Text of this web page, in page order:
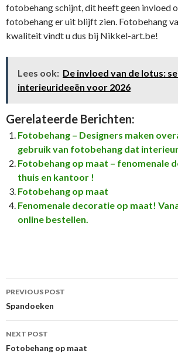
fotobehang schijnt, dit heeft geen invloed
fotobehang er uit blijft zien. Fotobehang
kwaliteit vindt u dus bij Nikkel-art.be!
Lees ook: De invloed van de lotus:
interieurideeën voor 2026
Gerelateerde Berichten:
Fotobehang – Designers maken
gebruik van fotobehang dat
Fotobehang op maat – fenomenale
thuis en kantoor !
Fotobehang op maat
Fenomenale decoratie op maat!
online bestellen.
Post
navigation
PREVIOUS POST
Spandoeken
NEXT POST
Fotobehang op maat